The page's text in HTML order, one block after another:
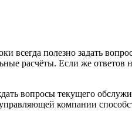
всегда полезно задать
расчёты. Если же ответов
вопросы текущего
компании